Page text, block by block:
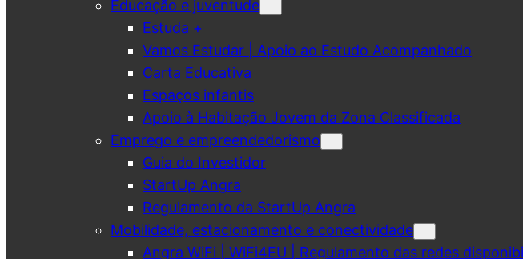
Educação e juventude
Estuda +
Vamos Estudar | Apoio ao Estudo Acompanhado
Carta Educativa
Espaços infantis
Apoio à Habitação Jovem da Zona Classificada
Emprego e empreendedorismo
Guia do Investidor
StartUp Angra
Regulamento da StartUp Angra
Mobilidade, estacionamento e conectividade
Angra WiFi | WiFi4EU | Regulamento das redes